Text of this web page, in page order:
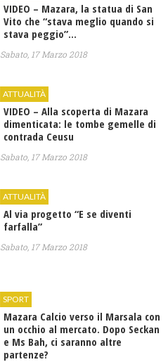
VIDEO – Mazara, la statua di San
Vito che “stava meglio quando si
stava peggio”…
Sabato, 17 Marzo 2018
ATTUALITÀ
VIDEO – Alla scoperta di Mazara
dimenticata: le tombe gemelle di
contrada Ceusu
Sabato, 17 Marzo 2018
ATTUALITÀ
Al via progetto “E se diventi
farfalla”
Sabato, 17 Marzo 2018
SPORT
Mazara Calcio verso il Marsala con
un occhio al mercato. Dopo Seckan
e Ms Bah, ci saranno altre
partenze?